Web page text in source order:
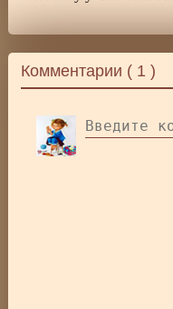
Комментарии ( 1 )